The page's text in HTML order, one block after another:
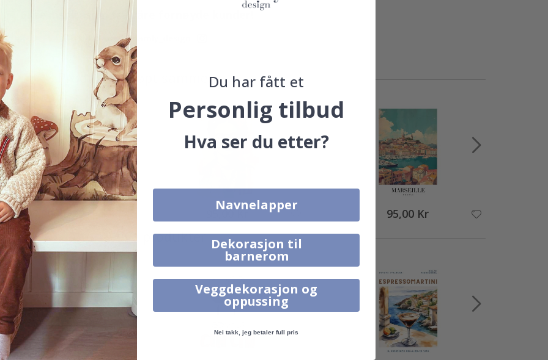
Ekte inspirasjon fra våre fornøyde kunder!
Merk ditt med #namly_design
Produkter kjøpt sammen
95,00 Kr 95,00 Kr 95,00 Kr
Alternative produkter
Du har fått et
Personlig tilbud
Hva ser du etter?
Navnelapper
Dekorasjon til
barnerom
Veggdekorasjon og
oppussing
Nei takk, jeg betaler full pris